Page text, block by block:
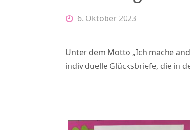
6. Oktober 2023
Unter dem Motto „Ich mache
individuelle Glücksbriefe, die in